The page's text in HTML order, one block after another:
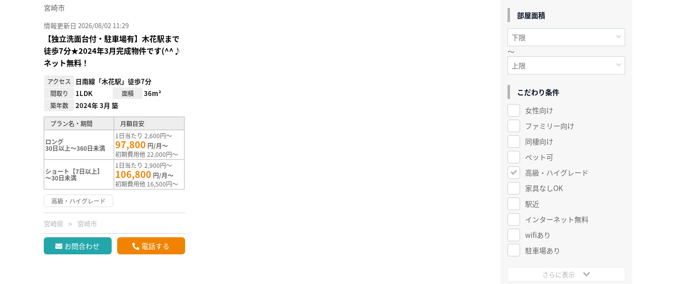
宮崎市
情報更新日 2026/08/02 11:29
【独立洗面台付・駐車場有】木花駅まで
徒歩7分★2024年3月完成物件です(^^♪
ネット無料！
アクセス 日南線「木花駅」徒歩7分
間取り 1LDK 面積 36m²
築年数 2024年 3月 築
プラン名・期間 月額目安
ロング
30日以上～360日未満
1日当たり 2,600円～
97,800 円/月～
初期費用他 22,000円～
ショート【7日以上】
～30日未満
1日当たり 2,900円～
106,800 円/月～
初期費用他 16,500円～
高級・ハイグレード
宮崎県 宮崎市
お問合わせ 電話する
部屋面積
～
こだわり条件
女性向け
ファミリー向け
同棲向け
ペット可
高級・ハイグレード
家具なしOK
駅近
インターネット無料
wifiあり
駐車場あり
さらに表示